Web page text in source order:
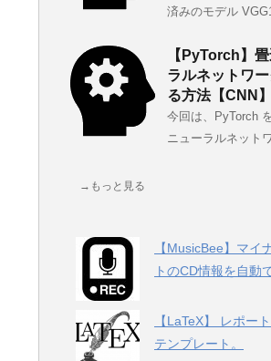
済みのモデル
【PyTorch】
ラルネットワ
る方法【CNN】
今回は、PyTorch
ニューラルネット
→もっと見る
【MusicBee】マイ
トのCD情報を自動
【LaTeX】 レポー
テンプレート。